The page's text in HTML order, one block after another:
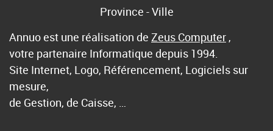
Province - Ville
Annuo est une réalisation de Zeus Computer ,
votre partenaire Informatique depuis 1994.
Site Internet, Logo, Référencement, Logiciels sur
mesure,
de Gestion, de Caisse, …